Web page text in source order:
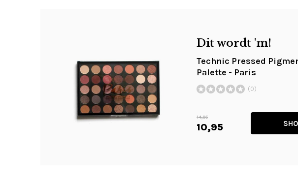
Dit wordt 'm!
Technic Pressed
Palette - Paris
(0)
14,95
10,95